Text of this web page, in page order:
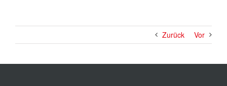
Zurück Vor